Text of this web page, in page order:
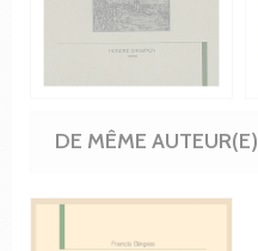
DE MÊME AUTEUR(E)